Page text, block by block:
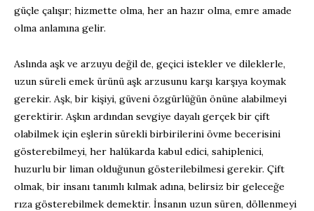
güçle çalışır; hizmette olma, her an hazır olma, emre amade
olma anlamına gelir.
Aslında aşk ve arzuyu değil de, geçici istekler ve dileklerle,
uzun süreli emek ürünü aşk arzusunu karşı karşıya koymak
gerekir. Aşk, bir kişiyi, güveni özgürlüğün önüne alabilmeyi
gerektirir. Aşkın ardından sevgiye dayalı gerçek bir çift
olabilmek için eşlerin sürekli birbirilerini övme becerisini
gösterebilmeyi, her halükarda kabul edici, sahiplenici,
huzurlu bir liman olduğunun gösterilebilmesi gerekir. Çift
olmak, bir insanı tanımlı kılmak adına, belirsiz bir geleceğe
rıza gösterebilmek demektir. İnsanın uzun süren, döllenmeyi